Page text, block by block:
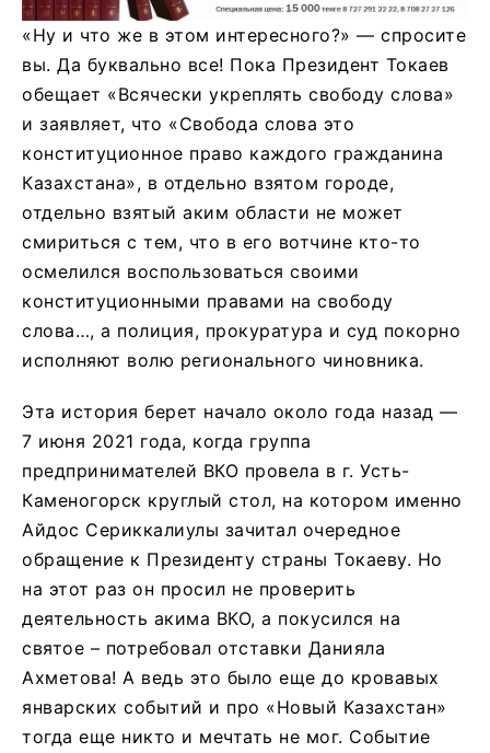
«Ну и что же в этом интересного?» — спросите
вы. Да буквально все! Пока Президент Токаев
обещает «Всячески укреплять свободу слова»
и заявляет, что «Свобода слова это
конституционное право каждого гражданина
Казахстана», в отдельно взятом городе,
отдельно взятый аким области не может
смириться с тем, что в его вотчине кто-то
осмелился воспользоваться своими
конституционными правами на свободу
слова…, а полиция, прокуратура и суд покорно
исполняют волю регионального чиновника.
Эта история берет начало около года назад —
7 июня 2021 года, когда группа
предпринимателей ВКО провела в г. Усть-
Каменогорск круглый стол, на котором именно
Айдос Сериккалиулы зачитал очередное
обращение к Президенту страны Токаеву. Но
на этот раз он просил не проверить
деятельность акима ВКО, а покусился на
святое – потребовал отставки Данияла
Ахметова! А ведь это было еще до кровавых
январских событий и про «Новый Казахстан»
тогда еще никто и мечтать не мог. Событие